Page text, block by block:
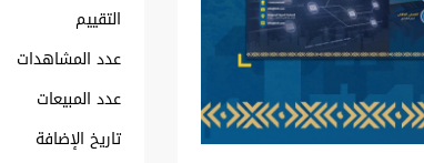
التقييم
عدد المشاهدات
عدد المبيعات
تاريخ الإضافة